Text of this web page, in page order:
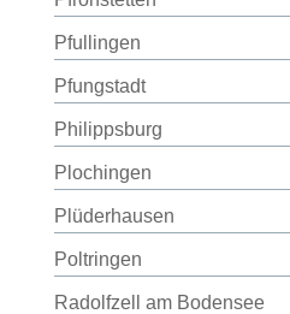
Pfullingen
Pfungstadt
Philippsburg
Plochingen
Plüderhausen
Poltringen
Radolfzell am Bodensee